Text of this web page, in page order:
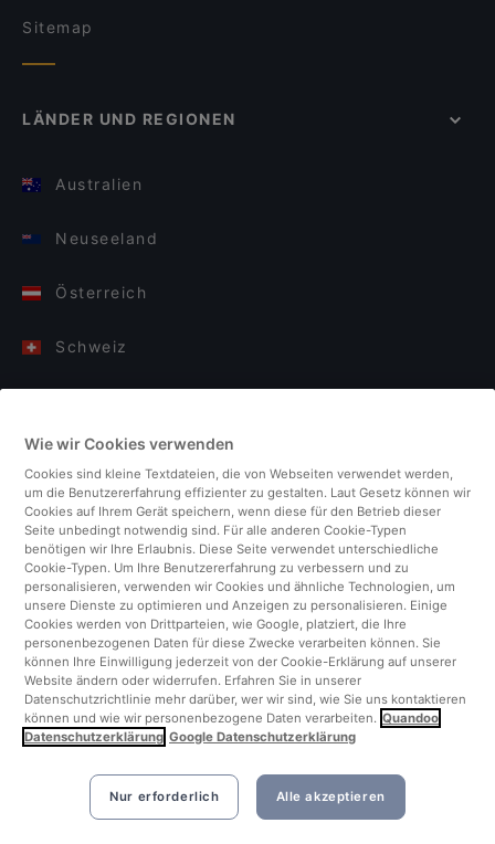
Sitemap
LÄNDER UND REGIONEN
Australien
Neuseeland
Österreich
Schweiz
Italien
Finnland
Vereinigtes Königreich
Türkei
Niederlande
Singapur
Wie wir Cookies verwenden
Cookies sind kleine Textdateien, die von Webseiten verwendet werden,
um die Benutzererfahrung effizienter zu gestalten. Laut Gesetz können wir
Cookies auf Ihrem Gerät speichern, wenn diese für den Betrieb dieser
Seite unbedingt notwendig sind. Für alle anderen Cookie-Typen
benötigen wir Ihre Erlaubnis. Diese Seite verwendet unterschiedliche
Cookie-Typen. Um Ihre Benutzererfahrung zu verbessern und zu
personalisieren, verwenden wir Cookies und ähnliche Technologien, um
unsere Dienste zu optimieren und Anzeigen zu personalisieren. Einige
Cookies werden von Drittparteien, wie Google, platziert, die Ihre
personenbezogenen Daten für diese Zwecke verarbeiten können. Sie
können Ihre Einwilligung jederzeit von der Cookie-Erklärung auf unserer
Website ändern oder widerrufen. Erfahren Sie in unserer
Datenschutzrichtlinie mehr darüber, wer wir sind, wie Sie uns kontaktieren
können und wie wir personenbezogene Daten verarbeiten. Quandoo
Datenschutzerklärung Google Datenschutzerklärung
Nur erforderlich Alle akzeptieren